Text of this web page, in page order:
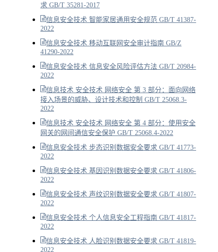
求 GB/T 35281-2017
信息安全技术 智能家居通用安全规范 GB/T 41387-
2022
信息安全技术 移动互联网安全审计指南 GB/Z
41290-2022
信息安全技术 信息安全风险评估方法 GB/T 20984-
2022
信息技术 安全技术 网络安全 第 3 部分：面向网络
接入场景的威胁、设计技术和控制 GB/T 25068.3-
2022
信息技术 安全技术 网络安全 第 4 部分：使用安全
网关的网间通信安全保护 GB/T 25068.4-2022
信息安全技术 步态识别数据安全要求 GB/T 41773-
2022
信息安全技术 基因识别数据安全要求 GB/T 41806-
2022
信息安全技术 声纹识别数据安全要求 GB/T 41807-
2022
信息安全技术 个人信息安全工程指南 GB/T 41817-
2022
信息安全技术 人脸识别数据安全要求 GB/T 41819-
2022